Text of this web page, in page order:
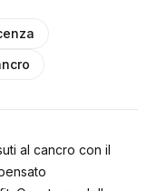
al cancro con il